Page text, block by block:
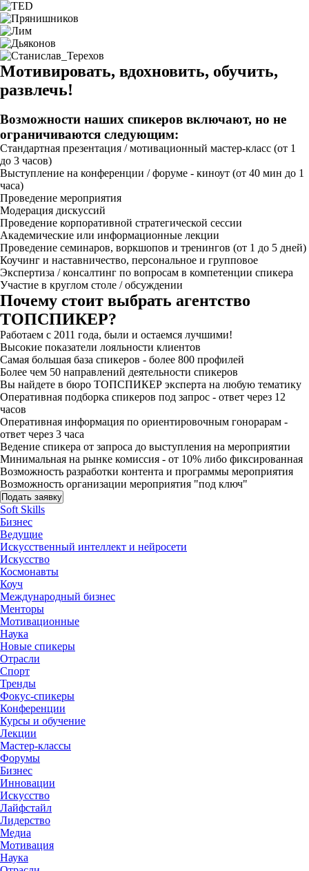
Мотивировать, вдохновить, обучить,
развлечь!
Возможности наших спикеров включают, но не
ограничиваются следующим:
Стандартная презентация / мотивационный мастер-класс (от 1
до 3 часов)
Выступление на конференции / форуме - киноут (от 40 мин до 1
часа)
Проведение мероприятия
Модерация дискуссий
Проведение корпоративной стратегической сессии
Академические или информационные лекции
Проведение семинаров, воркшопов и тренингов (от 1 до 5 дней)
Коучинг и наставничество, персональное и групповое
Экспертиза / консалтинг по вопросам в компетенции спикера
Участие в круглом столе / обсуждении
Почему стоит выбрать агентство
ТОПСПИКЕР?
Работаем с 2011 года, были и остаемся лучшими!
Высокие показатели лояльности клиентов
Самая большая база спикеров - более 800 профилей
Более чем 50 направлений деятельности спикеров
Вы найдете в бюро ТОПСПИКЕР эксперта на любую тематику
Оперативная подборка спикеров под запрос - ответ через 12
часов
Оперативная информация по ориентировочным гонорарам -
ответ через 3 часа
Ведение спикера от запроса до выступления на мероприятии
Минимальная на рынке комиссия - от 10% либо фиксированная
Возможность разработки контента и программы мероприятия
Возможность организации мероприятия "под ключ"
Подать заявку
Soft Skills
Бизнес
Ведущие
Искусственный интеллект и нейросети
Искусство
Космонавты
Коуч
Международный бизнес
Менторы
Мотивационные
Наука
Новые спикеры
Отрасли
Спорт
Тренды
Фокус-спикеры
Конференции
Курсы и обучение
Лекции
Мастер-классы
Форумы
Бизнес
Инновации
Искусство
Лайфстайл
Лидерство
Медиа
Мотивация
Наука